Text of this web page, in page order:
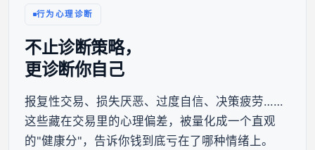
行为心理诊断
不止诊断策略，
更诊断你自己
报复性交易、损失厌恶、过度自信、决策疲劳……
这些藏在交易里的心理偏差，被量化成一个直观
的"健康分"，告诉你钱到底亏在了哪种情绪上。